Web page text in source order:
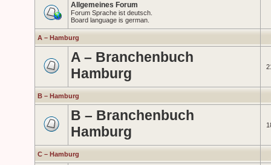
Allgemeines Forum
Forum Sprache ist deutsch.
Board language is german.
A – Hamburg
A – Branchenbuch
Hamburg
B – Hamburg
B – Branchenbuch
Hamburg
C – Hamburg